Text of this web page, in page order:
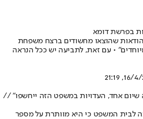
בפרשת דומא
שהוצאו מחשודים ברצח משפחת
• עם זאת, לתביעה יש ככל הנראה
16/4/
שיום אחד, העדויות במשפט הזה ייחשפו" //
לבית המשפט כי היא מוותרת על מספר